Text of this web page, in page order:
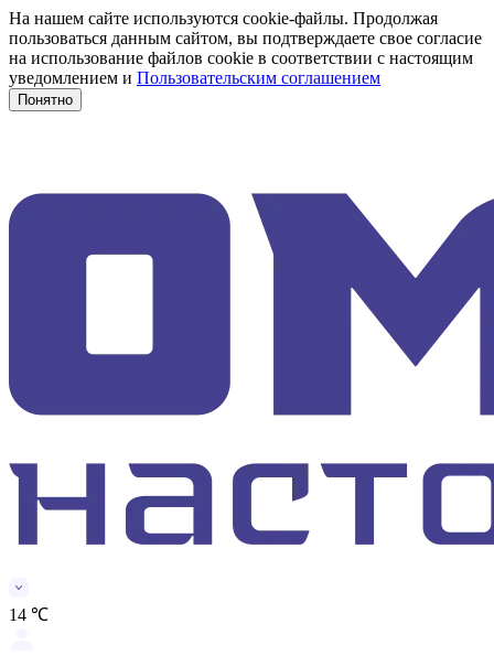
На нашем сайте используются cookie-файлы. Продолжая
пользоваться данным сайтом, вы подтверждаете свое согласие
на использование файлов cookie в соответствии с настоящим
уведомлением и Пользовательским соглашением
Понятно
14 ℃